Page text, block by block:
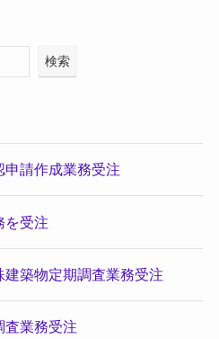
検索
請作成業務受注
を受注
築物定期調査業務受注
査業務受注